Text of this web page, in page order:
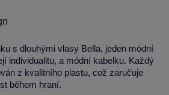
s dlouhými vlasy Bella, jeden módní
individualitu, a módní kabelku. Každý
z kvalitního plastu, což zaručuje
během hraní.